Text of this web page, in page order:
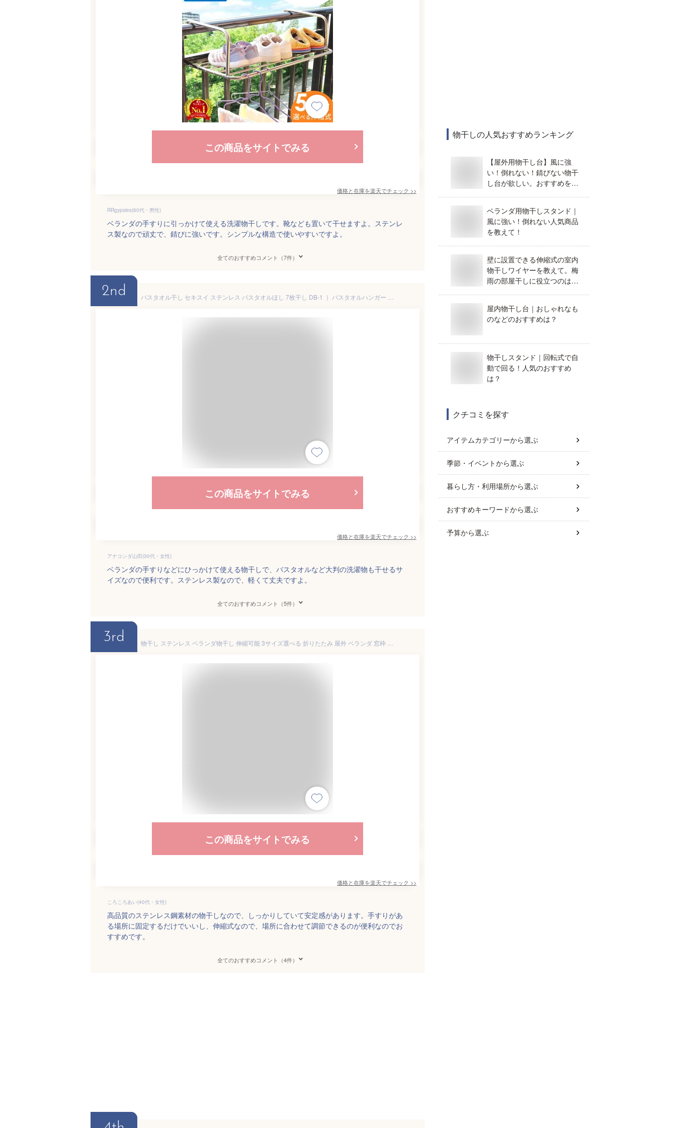
この商品をサイトでみる
価格と在庫を楽天でチェック >>
RRgypsies(60代・男性)
ベランダの手すりに引っかけて使える洗濯物干しです。靴なども置いて干せますよ。ステンレ
ス製なので頑丈で、錆びに強いです。シンプルな構造で使いやすいですよ。
全てのおすすめコメント（7件）
2nd
この商品をサイトでみる
価格と在庫を楽天でチェック >>
アナコンダ山田(30代・女性)
ベランダの手すりなどにひっかけて使える物干しで、バスタオルなど大判の洗濯物も干せるサ
イズなので便利です。ステンレス製なので、軽くて丈夫ですよ。
全てのおすすめコメント（5件）
3rd
この商品をサイトでみる
価格と在庫を楽天でチェック >>
ころころあい(40代・女性)
高品質のステンレス鋼素材の物干しなので、しっかりしていて安定感があります。手すりがあ
る場所に固定するだけでいいし、伸縮式なので、場所に合わせて調節できるのが便利なのでお
すすめです。
全てのおすすめコメント（4件）
物干しの人気おすすめランキング
【屋外用物干し台】風に強
い！倒れない！錆びない物干
し台が欲しい。おすすめを教
ベランダ用物干しスタンド｜
風に強い！倒れない人気商品
を教えて！
壁に設置できる伸縮式の室内
物干しワイヤーを教えて。梅
雨の部屋干しに役立つのはど
屋内物干し台｜おしゃれなも
のなどのおすすめは？
物干しスタンド｜回転式で自
動で回る！人気のおすすめ
は？
クチコミを探す
アイテムカテゴリーから選ぶ
季節・イベントから選ぶ
暮らし方・利用場所から選ぶ
おすすめキーワードから選ぶ
予算から選ぶ